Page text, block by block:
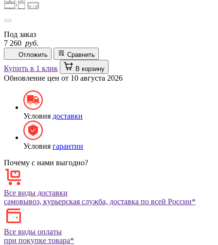
Под заказ
7 260 руб.
Отложить Сравнить
Купить в 1 клик В корзину
Обновление цен от 10 августа 2026
Условия доставки
Условия гарантии
Почему с нами выгодно?
Все виды доставки
самовывоз, курьерская служба, доставка по всей России*
Все виды оплаты
при покупке товара*